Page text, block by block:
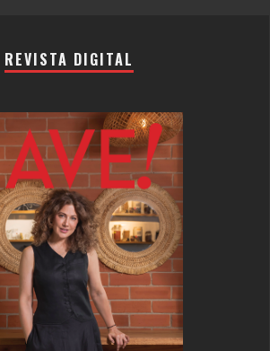
REVISTA DIGITAL